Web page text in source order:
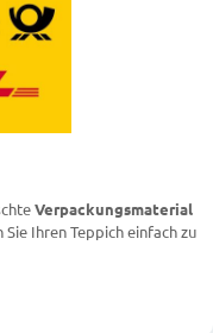
Verpackungsmaterial
Ihren Teppich einfach zu